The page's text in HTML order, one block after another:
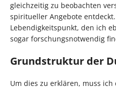
gleichzeitig zu beobachten
spiritueller Angebote
Lebendigkeitspunkt, den ich
sogar forschungsnotwendig
Grundstruktur der
Um dies zu erklären, muss